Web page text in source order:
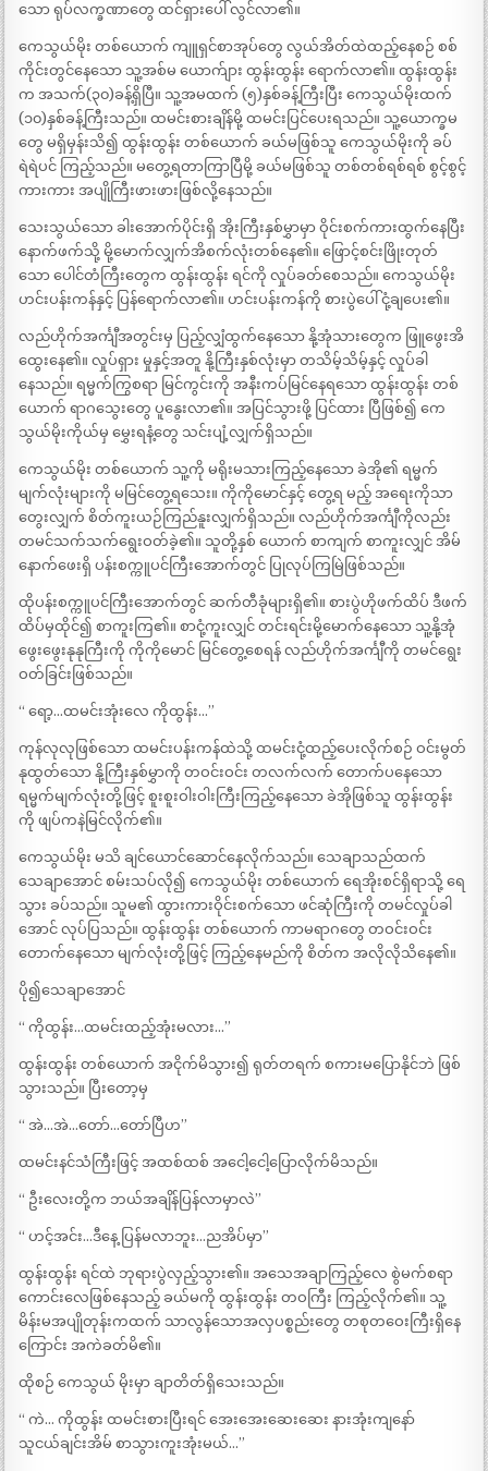
သော ရုပ်လက္ခဏာတွေ ထင်ရှားပေါ် လွင်လာ၏။
ကေသွယ်မိုး တစ်ယောက် ကျူရှင်စာအုပ်တွေ လွယ်အိတ်ထဲထည့်နေစဉ် စစ်
ကိုင်းတွင်နေသော သူ့အစ်မ ယောက်ျား ထွန်းထွန်း ရောက်လာ၏။ ထွန်းထွန်း
က အသက်(၃၀)ခန့်ရှိပြီ။ သူ့အမထက် (၅)နှစ်ခန့်ကြီးပြီး ကေသွယ်မိုးထက်
(၁၀)နှစ်ခန့်ကြီးသည်။ ထမင်းစားချိန်မို့ ထမင်းပြင်ပေးရသည်။ သူ့ယောက္ခမ
တွေ မရှိမှန်းသိ၍ ထွန်းထွန်း တစ်ယောက် ခယ်မဖြစ်သူ ကေသွယ်မိုးကို ခပ်
ရဲရဲပင် ကြည့်သည်။ မတွေ့ရတာကြာပြီမို့ ခယ်မဖြစ်သူ တစ်တစ်ရစ်ရစ် စွင့်စွင့်
ကားကား အပျိုကြီးဖားဖားဖြစ်လို့နေသည်။
သေးသွယ်သော ခါးအောက်ပိုင်းရှိ အိုးကြီးနှစ်မွှာမှာ ဝိုင်းစက်ကားထွက်နေပြီး
နောက်ဖက်သို့ မို့မောက်လျှက်အိစက်လုံးတစ်နေ၏။ ဖြောင့်စင်းဖြိုးတုတ်
သော ပေါင်တံကြီးတွေက ထွန်းထွန်း ရင်ကို လှုပ်ခတ်စေသည်။ ကေသွယ်မိုး
ဟင်းပန်းကန်နှင့် ပြန်ရောက်လာ၏။ ဟင်းပန်းကန်ကို စားပွဲပေါ် ငုံ့ချပေး၏။
လည်ဟိုက်အင်္ကျီအတွင်းမှ ပြည့်လျှံထွက်နေသော နို့အုံသားတွေက ဖြူဖွေးအိ
ထွေးနေ၏။ လှုပ်ရှား မှုနှင့်အတူ နို့ကြီးနှစ်လုံးမှာ တသိမ့်သိမ့်နှင့် လှုပ်ခါ
နေသည်။ ရမ္မက်ကြွစရာ မြင်ကွင်းကို အနီးကပ်မြင်နေရသော ထွန်းထွန်း တစ်
ယောက် ရာဂသွေးတွေ ပူနွေးလာ၏။ အပြင်သွားဖို့ ပြင်ထား ပြီဖြစ်၍ ကေ
သွယ်မိုးကိုယ်မှ မွှေးရနံ့တွေ သင်းပျံ့လျှက်ရှိသည်။
ကေသွယ်မိုး တစ်ယောက် သူ့ကို မရိုးမသားကြည့်နေသော ခဲအို၏ ရမ္မက်
မျက်လုံးများကို မမြင်တွေ့ရသေး။ ကိုကိုမောင်နှင့် တွေ့ရ မည့် အရေးကိုသာ
တွေးလျှက် စိတ်ကူးယဉ်ကြည်နူးလျှက်ရှိသည်။ လည်ဟိုက်အင်္ကျီကိုလည်း
တမင်သက်သက်ရွေးဝတ်ခဲ့၏။ သူတို့နှစ် ယောက် စာကျက် စာကူးလျှင် အိမ်
နောက်ဖေးရှိ ပန်းစက္ကူပင်ကြီးအောက်တွင် ပြုလုပ်ကြမြဲဖြစ်သည်။
ထိုပန်းစက္ကူပင်ကြီးအောက်တွင် ဆက်တီခုံများရှိ၏။ စားပွဲဟိုဖက်ထိပ် ဒီဖက်
ထိပ်မှထိုင်၍ စာကူးကြ၏။ စာငုံ့ကူးလျှင် တင်းရင်းမို့မောက်နေသော သူ့နို့အုံ
ဖွေးဖွေးနုနုကြီးကို ကိုကိုမောင် မြင်တွေ့စေရန် လည်ဟိုက်အင်္ကျီကို တမင်ရွေး
ဝတ်ခြင်းဖြစ်သည်။
“ ရော့…ထမင်းအုံးလေ ကိုထွန်း…”
ကုန်လုလုဖြစ်သော ထမင်းပန်းကန်ထဲသို့ ထမင်းငုံ့ထည့်ပေးလိုက်စဉ် ဝင်းမွတ်
နုထွတ်သော နို့ကြီးနှစ်မွှာကို တဝင်းဝင်း တလက်လက် တောက်ပနေသော
ရမ္မက်မျက်လုံးတို့ဖြင့် စူးစူးဝါးဝါးကြီးကြည့်နေသော ခဲအိုဖြစ်သူ ထွန်းထွန်း
ကို ဖျပ်ကနဲမြင်လိုက်၏။
ကေသွယ်မိုး မသိ ချင်ယောင်ဆောင်နေလိုက်သည်။ သေချာသည်ထက်
သေချာအောင် စမ်းသပ်လို၍ ကေသွယ်မိုး တစ်ယောက် ရေအိုးစင်ရှိရာသို့ ရေ
သွား ခပ်သည်။ သူမ၏ ထွားကားဝိုင်းစက်သော ဖင်ဆုံကြီးကို တမင်လှုပ်ခါ
အောင် လုပ်ပြသည်။ ထွန်းထွန်း တစ်ယောက် ကာမရာဂတွေ တဝင်းဝင်း
တောက်နေသော မျက်လုံးတို့ဖြင့် ကြည့်နေမည်ကို စိတ်က အလိုလိုသိနေ၏။
ပို၍သေချာအောင်
“ ကိုထွန်း…ထမင်းထည့်အုံးမလား…”
ထွန်းထွန်း တစ်ယောက် အငိုက်မိသွား၍ ရုတ်တရက် စကားမပြောနိုင်ဘဲ ဖြစ်
သွားသည်။ ပြီးတော့မှ
“ အဲ…အဲ…တော်…တော်ပြီဟ”
ထမင်းနင်သံကြီးဖြင့် အထစ်ထစ် အငေါ့ငေါ့ပြောလိုက်မိသည်။
“ ဦးလေးတို့က ဘယ်အချိန်ပြန်လာမှာလဲ”
“ ဟင့်အင်း…ဒီနေ့ ပြန်မလာဘူး…ညအိပ်မှာ”
ထွန်းထွန်း ရင်ထဲ ဘုရားပွဲလှည့်သွား၏။ အသေအချာကြည့်လေ စွဲမက်စရာ
ကောင်းလေဖြစ်နေသည့် ခယ်မကို ထွန်းထွန်း တဝကြီး ကြည့်လိုက်၏။ သူ့
မိန်းမအပျိုတုန်းကထက် သာလွန်သောအလှပစ္စည်းတွေ တစုတဝေးကြီးရှိနေ
ကြောင်း အကဲခတ်မိ၏။
ထိုစဉ် ကေသွယ် မိုးမှာ ချာတိတ်ရှိသေးသည်။
“ ကဲ… ကိုထွန်း ထမင်းစားပြီးရင် အေးအေးဆေးဆေး နားအုံးကျနော်
သူငယ်ချင်းအိမ် စာသွားကူးအုံးမယ်…”